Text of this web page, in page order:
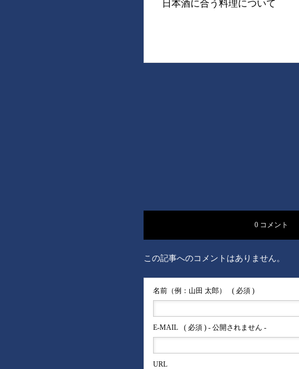
日本酒に合う料理について
0 コメント
この記事へのコメントはありません。
名前（例：山田 太郎） ( 必須 )
E-MAIL ( 必須 ) - 公開されません -
URL